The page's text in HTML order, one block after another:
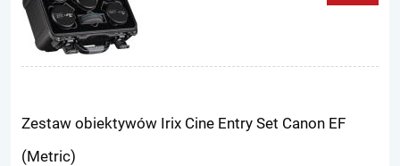
Zestaw obiektywów Irix Cine Entry Set Canon EF
(Metric)